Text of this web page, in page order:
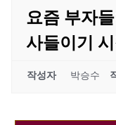
요즘 부자
사들이기
작성자 박승수